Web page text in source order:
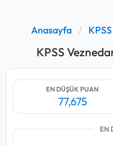
Anasayfa /
KPSS
EN DÜŞÜK PUAN
77,675
EN